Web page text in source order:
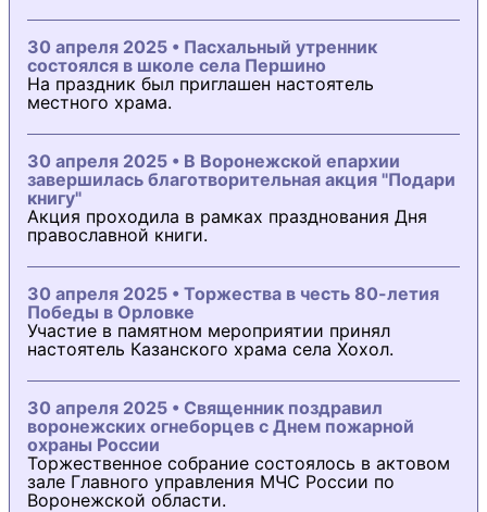
30 апреля 2025 • Пасхальный утренник
состоялся в школе села Першино
На праздник был приглашен настоятель
местного храма.
30 апреля 2025 • В Воронежской епархии
завершилась благотворительная акция "Подари
книгу"
Акция проходила в рамках празднования Дня
православной книги.
30 апреля 2025 • Торжества в честь 80-летия
Победы в Орловке
Участие в памятном мероприятии принял
настоятель Казанского храма села Хохол.
30 апреля 2025 • Священник поздравил
воронежских огнеборцев с Днем пожарной
охраны России
Торжественное собрание состоялось в актовом
зале Главного управления МЧС России по
Воронежской области.